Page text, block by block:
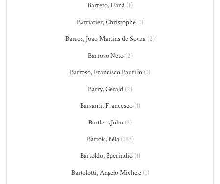
Barreto, Uaná (1)
Barriatier, Christophe (1)
Barros, João Martins de Souza (2)
Barroso Neto(2)
Barroso, Francisco Paurillo (1)
Barry, Gerald (2)
Barsanti, Francesco(1)
Bartlett, John (3)
Bartók, Béla(183)
Bartoldo, Sperindio(1)
Bartolotti, Angelo Michele(1)